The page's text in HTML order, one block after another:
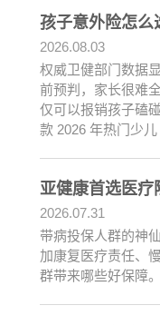
孩子意外险怎么
2026.08.03
权威卫健部门数据
前预判，家长很难
仅可以报销孩子磕
款 2026 年热门少儿
亚健康首选医疗
2026.07.31
带病投保人群的神
加康复医疗责任、
群带来哪些好保障